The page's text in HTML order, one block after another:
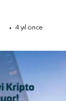
4 yıl önce